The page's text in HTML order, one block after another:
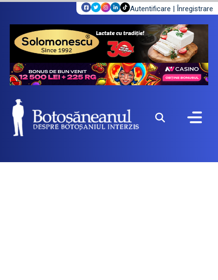
Autentificare | Înregistrare